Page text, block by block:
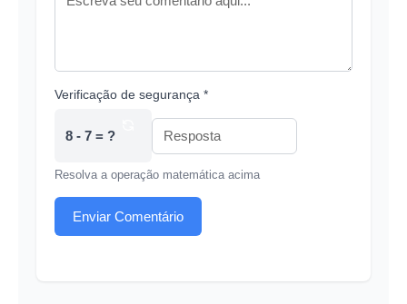
Verificação de segurança *
8 - 7 = ?
Resolva a operação matemática acima
Enviar Comentário